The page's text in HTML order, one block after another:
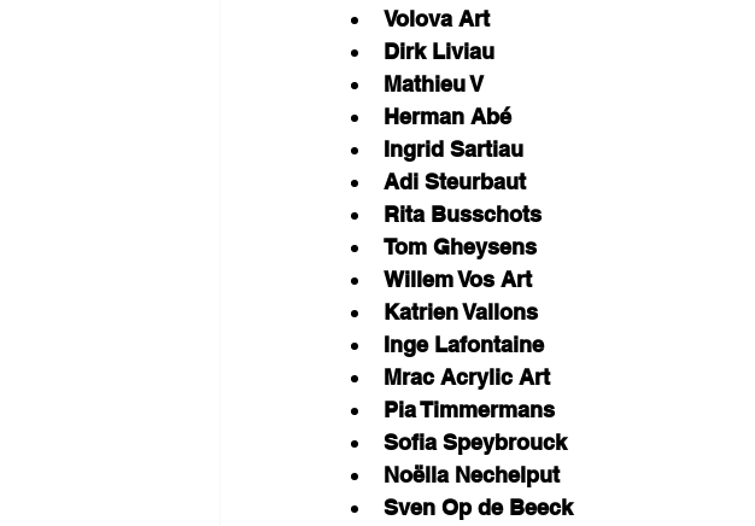
Volova Art
Dirk Liviau
Mathieu V
Herman Abé
Ingrid Sartiau
Adi Steurbaut
Rita Busschots
Tom Gheysens
Willem Vos Art
Katrien Vallons
Inge Lafontaine
Mrac Acrylic Art
Pia Timmermans
Sofia Speybrouck
Noëlla Nechelput
Sven Op de Beeck